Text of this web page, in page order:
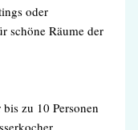
oder
schöne Räume der
zu 10 Personen